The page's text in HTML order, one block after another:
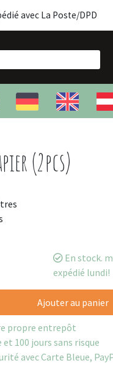
avec La Poste/DPD
Expédié avec La Poste/DPD
(2pcs)
En stock.
expédié lundi!
Ajouter au panier
propre entrepôt
100 jours sans risque
avec Carte Bleue,